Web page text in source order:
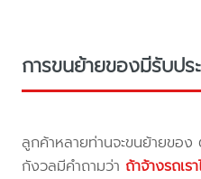
การขนย้ายของมีรับป
ลูกค้าหลายท่านจะขนย้ายของ
กังวลมีคำถามว่า ถ้าจ้างรถเร